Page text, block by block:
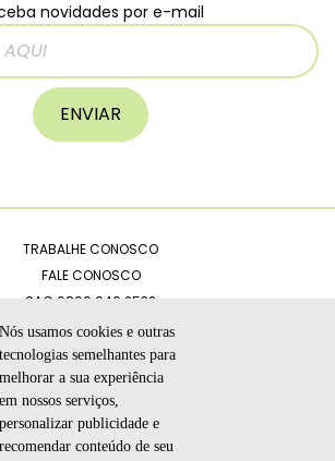
novidades por e-mail
ENVIAR
TRABALHE CONOSCO
FALE CONOSCO
SAC 0800 940 2532
CATÁLOGOS
POLÍTICA DE PRIVACIDADE
CÓDIGO DE ÉTICA
Nós usamos cookies e outras
tecnologias semelhantes para
melhorar a sua experiência
em nossos serviços,
personalizar publicidade e
recomendar conteúdo de seu